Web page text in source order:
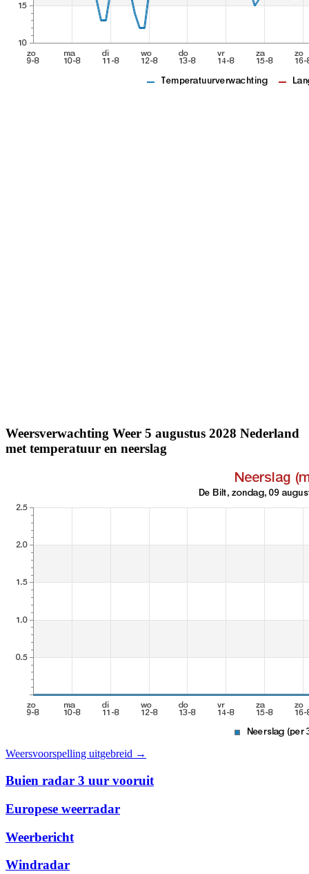
Weersverwachting Weer 5 augustus 2028 Nederland
met temperatuur en neerslag
Weersvoorspelling uitgebreid →
Buien radar 3 uur vooruit
Europese weerradar
Weerbericht
Windradar